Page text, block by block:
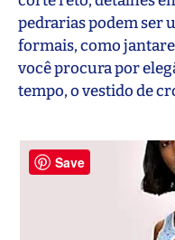
pedrarias podem ser
formais, como
você procura por
tempo, o vestido de
Save